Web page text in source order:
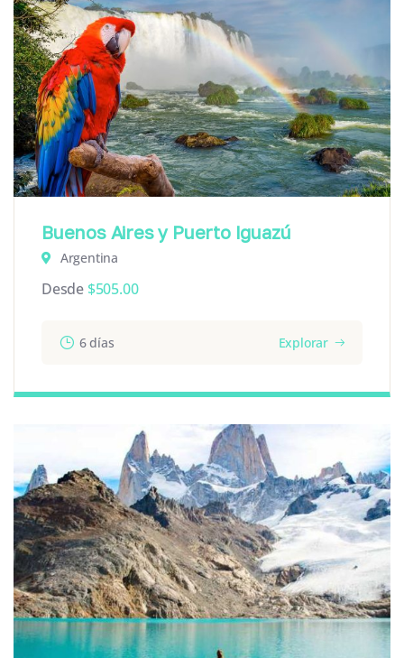
Buenos Aires y Puerto Iguazú
Argentina
Desde $505.00
6 días Explorar